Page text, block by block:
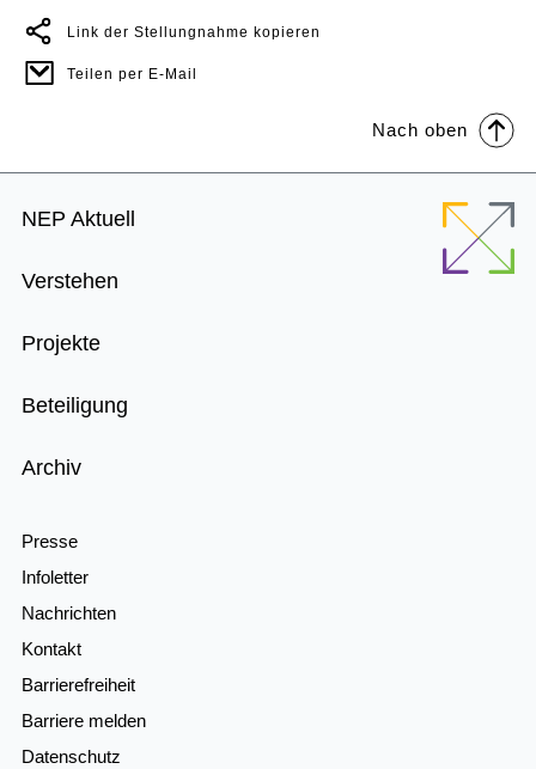
Link der Stellungnahme kopieren
Teilen per E-Mail
Nach oben
Footer
NEP Aktuell
Verstehen
Projekte
Beteiligung
Archiv
Presse
Infoletter
Nachrichten
Kontakt
Barrierefreiheit
Barriere melden
Datenschutz